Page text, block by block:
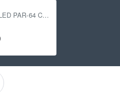
EUROLITE LED PAR-64 COB 3000K 100W Zoom wh